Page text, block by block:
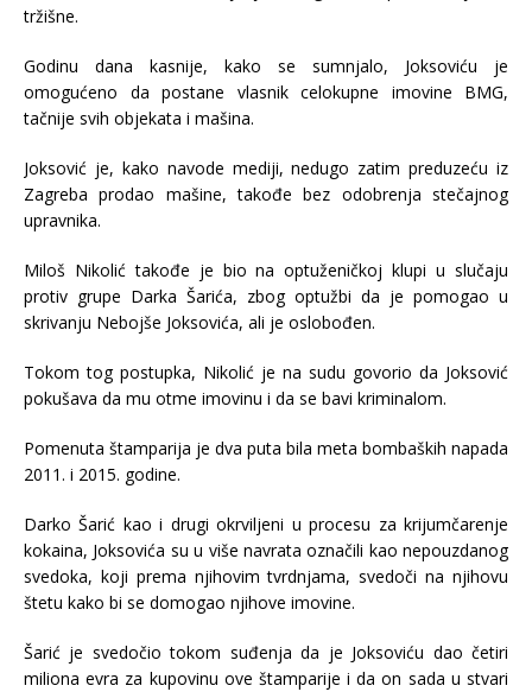
tržišne.
Godinu dana kasnije, kako se sumnjalo, Joksoviću je
omogućeno da postane vlasnik celokupne imovine BMG,
tačnije svih objekata i mašina.
Joksović je, kako navode mediji, nedugo zatim preduzeću iz
Zagreba prodao mašine, takođe bez odobrenja stečajnog
upravnika.
Miloš Nikolić takođe je bio na optuženičkoj klupi u slučaju
protiv grupe Darka Šarića, zbog optužbi da je pomogao u
skrivanju Nebojše Joksovića, ali je oslobođen.
Tokom tog postupka, Nikolić je na sudu govorio da Joksović
pokušava da mu otme imovinu i da se bavi kriminalom.
Pomenuta štamparija je dva puta bila meta bombaških napada
2011. i 2015. godine.
Darko Šarić kao i drugi okrviljeni u procesu za krijumčarenje
kokaina, Joksovića su u više navrata označili kao nepouzdanog
svedoka, koji prema njihovim tvrdnjama, svedoči na njihovu
štetu kako bi se domogao njihove imovine.
Šarić je svedočio tokom suđenja da je Joksoviću dao četiri
miliona evra za kupovinu ove štamparije i da on sada u stvari